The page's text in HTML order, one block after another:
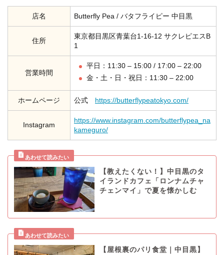
店名 Butterfly Pea / バタフライピー 中目黒
住所
東京都目黒区青葉台1-16-12 サクレピエスB
1
営業時間
平日：11:30 – 15:00 / 17:00 – 22:00
金・土・日・祝日：11:30 – 22:00
ホームページ 公式 https://butterflypeatokyo.com/
Instagram
https://www.instagram.com/butterflypea_na
kameguro/
【教えたくない！】中目黒のタ
イランドカフェ「ロンナムチャ
チェンマイ」で夏を懐かしむ
【屋根裏のパリ食堂｜中目黒】